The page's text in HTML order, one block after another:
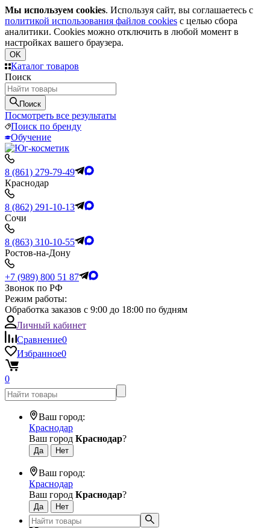
Мы используем cookies. Используя сайт, вы соглашаетесь с
политикой использования файлов cookies с целью сбора
аналитики. Cookies можно отключить в любой момент в
настройках вашего браузера.
OK
Каталог товаров
Поиск
Поиск
Посмотреть все результаты
Поиск по бренду
Обучение
8 (861) 279-79-49
Краснодар
8 (862) 291-10-13
Сочи
8 (863) 310-10-55
Ростов-на-Дону
+7 (989) 800 51 87
Звонок по РФ
Режим работы:
Обработка заказов с 9:00 до 18:00 по будням
Личный кабинет
Сравнение0
Избранное0
0
Ваш город:
Краснодар
Ваш город Краснодар?
Ваш город:
Краснодар
Ваш город Краснодар?